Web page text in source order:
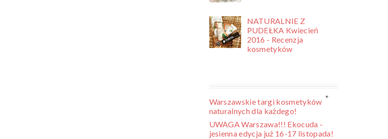
NATURALNIE Z
PUDEŁKA Kwiecień
2016 - Recenzja
kosmetyków
Warszawskie targi kosmetyków
naturalnych dla każdego!
UWAGA Warszawa!!! Ekocuda -
jesienna edycja już 16-17 listopada!